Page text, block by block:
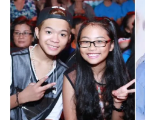
THỜI BÁO VTV
Theo dõi báo trên